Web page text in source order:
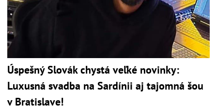
Úspešný Slovák chystá veľké novinky:
Luxusná svadba na Sardínii aj tajomná šou
v Bratislave!